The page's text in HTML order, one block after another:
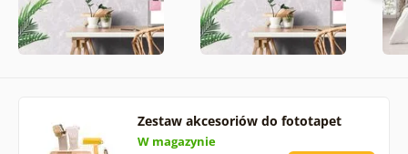
Zestaw akcesoriów do fototapet
W magazynie